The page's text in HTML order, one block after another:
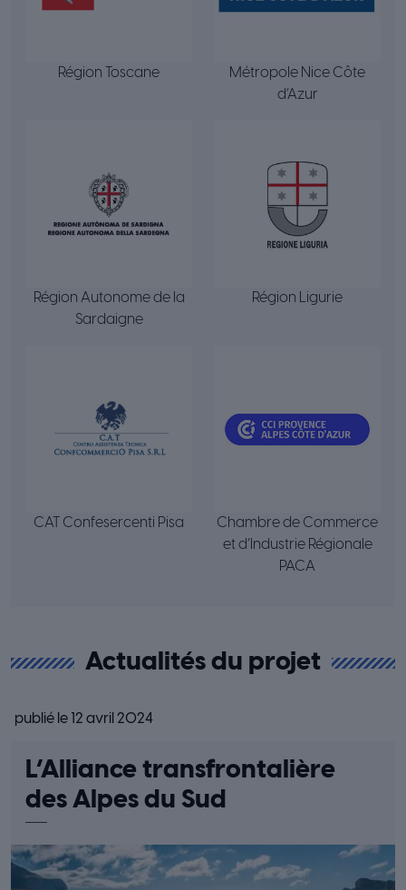
Région Toscane
Métropole Nice Côte
d’Azur
Région Autonome de la
Sardaigne
Région Ligurie
CAT Confesercenti Pisa
Chambre de Commerce
et d’Industrie Régionale
PACA
Actualités du projet
publié le 12 avril 2024
L’Alliance transfrontalière
des Alpes du Sud